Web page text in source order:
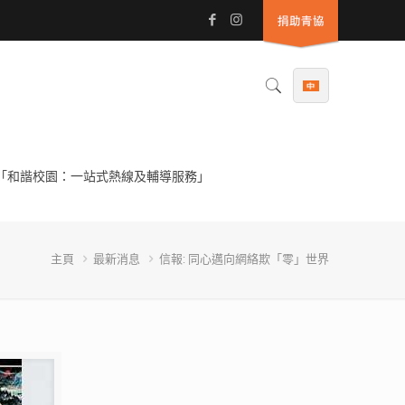
和諧校園：一站式熱線及輔導服務」
主頁 最新消息 信報: 同心邁向網絡欺「零」世界